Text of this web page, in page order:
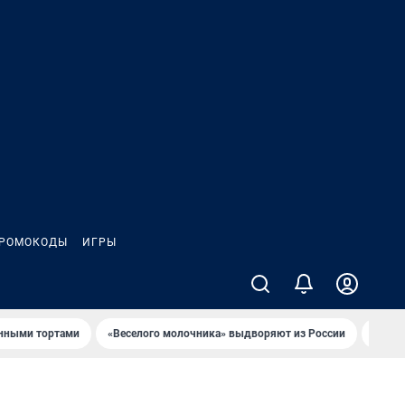
ИГРЫ
тортами «Веселого молочника» выдворяют из России